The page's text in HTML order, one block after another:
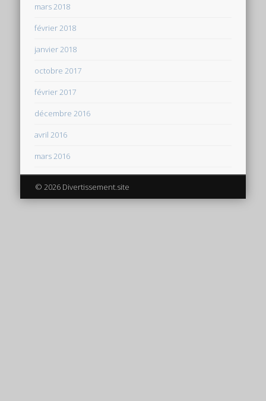
mars 2018
février 2018
janvier 2018
octobre 2017
février 2017
décembre 2016
avril 2016
mars 2016
© 2026 Divertissement.site